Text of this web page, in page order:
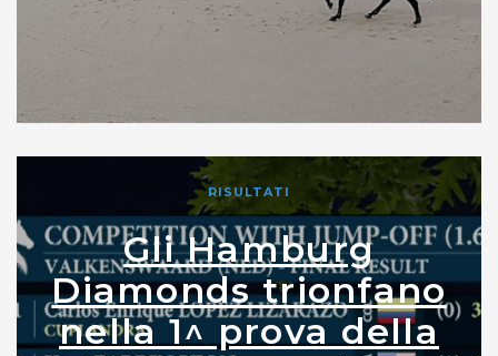
RISULTATI
Gli Hamburg
Diamonds trionfano
nella 1^ prova della